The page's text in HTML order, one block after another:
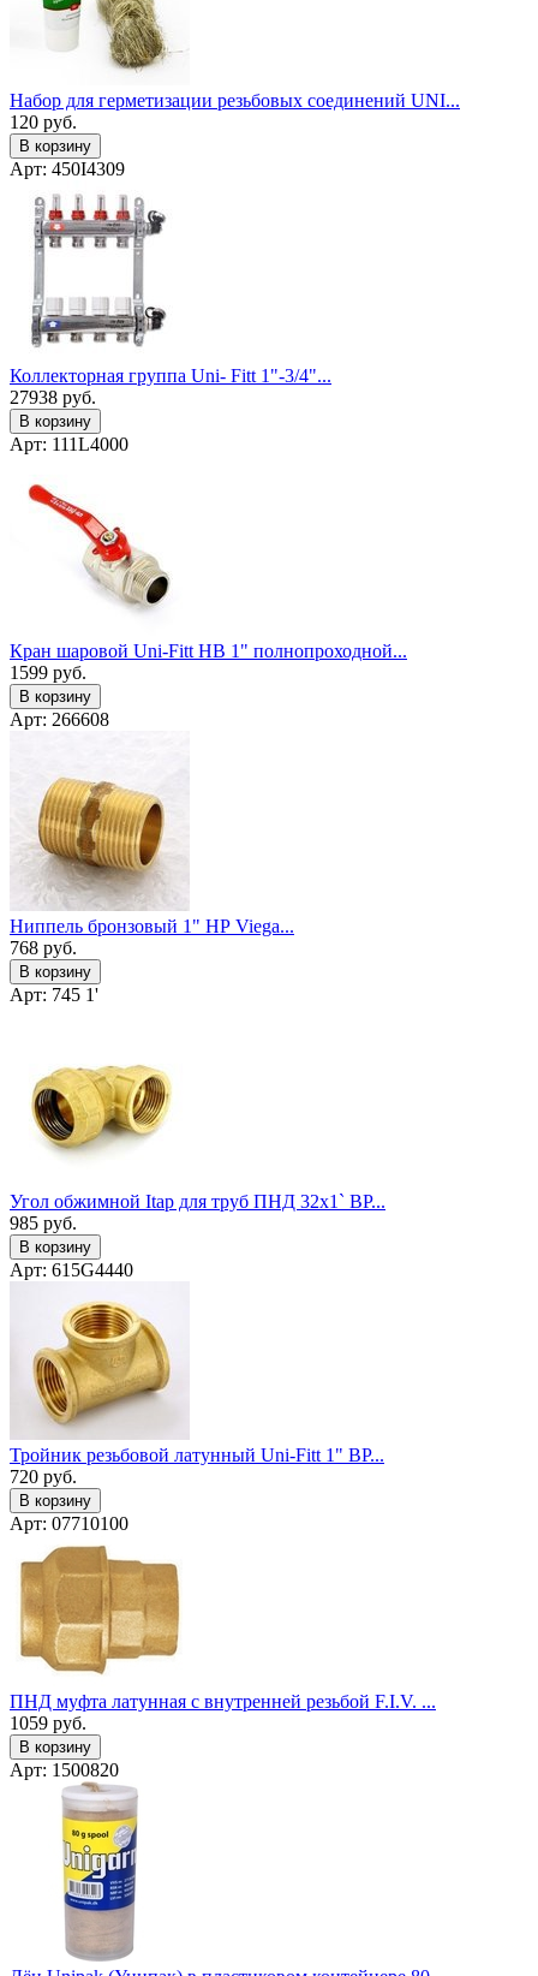
Набор для герметизации резьбовых соединений UNI...
120 руб.
В корзину
Арт: 450I4309
Коллекторная группа Uni- Fitt 1"-3/4"...
27938 руб.
В корзину
Арт: 111L4000
Кран шаровой Uni-Fitt НВ 1" полнопроходной...
1599 руб.
В корзину
Арт: 266608
Ниппель бронзовый 1" НР Viega...
768 руб.
В корзину
Арт: 745 1'
Угол обжимной Itap для труб ПНД 32x1` ВР...
985 руб.
В корзину
Арт: 615G4440
Тройник резьбовой латунный Uni-Fitt 1" ВР...
720 руб.
В корзину
Арт: 07710100
ПНД муфта латунная с внутренней резьбой F.I.V. ...
1059 руб.
В корзину
Арт: 1500820